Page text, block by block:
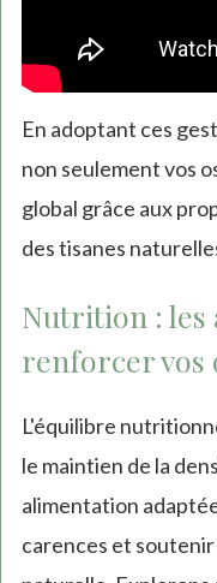
En adoptant ces
non seulement vos
global grâce aux
des tisanes
Nutrition : les
renforcer vos
L'équilibre
le maintien de la
alimentation
carences et